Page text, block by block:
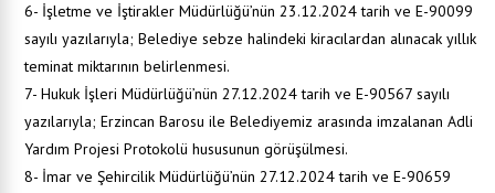
6- İşletme ve İştirakler Müdürlüğü’nün 23.12.2024 tarih ve E-90099
sayılı yazılarıyla; Belediye sebze halindeki kiracılardan alınacak yıllık
teminat miktarının belirlenmesi.
7- Hukuk İşleri Müdürlüğü’nün 27.12.2024 tarih ve E-90567 sayılı
yazılarıyla; Erzincan Barosu ile Belediyemiz arasında imzalanan Adli
Yardım Projesi Protokolü hususunun görüşülmesi.
8- İmar ve Şehircilik Müdürlüğü’nün 27.12.2024 tarih ve E-90659